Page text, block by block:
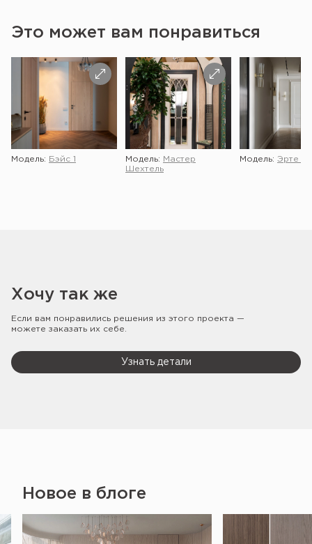
Это может вам понравиться
Модель: Бэйс 1 Модель:
Мастер
Шехтель
Модель: Эрте 2
Хочу так же
Если вам понравились решения из этого проекта —
можете заказать их себе.
Узнать детали
Новое в блоге